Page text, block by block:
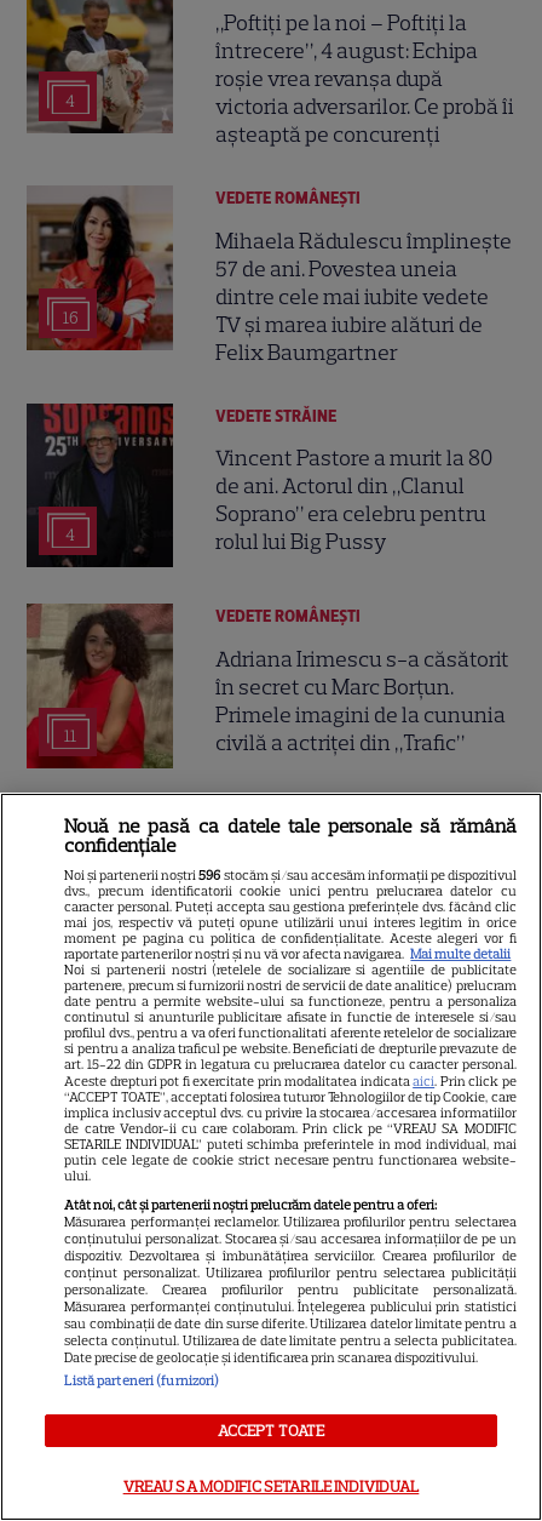
4
„Poftiți pe la noi – Poftiți la
întrecere”, 4 august: Echipa
roșie vrea revanșa după
victoria adversarilor. Ce probă îi
așteaptă pe concurenți
16
VEDETE ROMÂNEŞTI
Mihaela Rădulescu împlinește
57 de ani. Povestea uneia
dintre cele mai iubite vedete
TV și marea iubire alături de
Felix Baumgartner
4
VEDETE STRĂINE
Vincent Pastore a murit la 80
de ani. Actorul din „Clanul
Soprano” era celebru pentru
rolul lui Big Pussy
11
VEDETE ROMÂNEŞTI
Adriana Irimescu s-a căsătorit
în secret cu Marc Borțun.
Primele imagini de la cununia
civilă a actriței din „Trafic”
8
VEDETE ROMÂNEŞTI
în Italia. Cât costă studiile la
celebra școală de modă din
Milano: peste 68.000 de euro în
trei ani
Despre Tvmania
Contact
Contacte televiziuni
Abonamente
Termeni și condiții
Politica de confidenţialitate
Nouă ne pasă ca datele tale personale să rămână
confidențiale
Noi și partenerii noștri596 stocăm și/sau accesăm informații pe dispozitivul
dvs., precum identificatorii cookie unici pentru prelucrarea datelor cu
caracter personal. Puteți accepta sau gestiona preferințele dvs. făcând clic
mai jos, respectiv vă puteți opune utilizării unui interes legitim în orice
moment pe pagina cu politica de confidențialitate. Aceste alegeri vor fi
raportate partenerilor noștri și nu vă vor afecta navigarea. Mai multe detalii
Noi si partenerii nostri (retelele de socializare si agentiile de publicitate
partenere, precum si furnizorii nostri de servicii de date analitice) prelucram
date pentru a permite website-ului sa functioneze, pentru a personaliza
continutul si anunturile publicitare afisate in functie de interesele si/sau
profilul dvs., pentru a va oferi functionalitati aferente retelelor de socializare
si pentru a analiza traficul pe website. Beneficiati de drepturile prevazute de
art. 15-22 din GDPR in legatura cu prelucrarea datelor cu caracter personal.
Aceste drepturi pot fi exercitate prin modalitatea indicataaici. Prin click pe
“ACCEPT TOATE”, acceptati folosirea tuturor Tehnologiilor de tip Cookie, care
implica inclusiv acceptul dvs. cu privire la stocarea/accesarea informatiilor
de catre Vendor-ii cu care colaboram. Prin click pe “VREAU SA MODIFIC
SETARILE INDIVIDUAL” puteti schimba preferintele in mod individual, mai
putin cele legate de cookie strict necesare pentru functionarea website-
ului.
Atât noi, cât și partenerii noștri prelucrăm datele pentru a oferi:
Măsurarea performanței reclamelor. Utilizarea profilurilor pentru selectarea
conținutului personalizat. Stocarea și/sau accesarea informațiilor de pe un
dispozitiv. Dezvoltarea și îmbunătățirea serviciilor. Crearea profilurilor de
conținut personalizat. Utilizarea profilurilor pentru selectarea publicității
personalizate. Crearea profilurilor pentru publicitate personalizată.
Măsurarea performanței conținutului. Înțelegerea publicului prin statistici
sau combinații de date din surse diferite. Utilizarea datelor limitate pentru a
selecta conținutul. Utilizarea de date limitate pentru a selecta publicitatea.
Date precise de geolocație și identificarea prin scanarea dispozitivului.
Listă parteneri (furnizori)
ACCEPT TOATE
VREAU SA MODIFIC SETARILE INDIVIDUAL